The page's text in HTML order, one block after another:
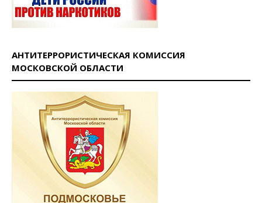
АНТИТЕРРОРИСТИЧЕСКАЯ КОМИССИЯ
МОСКОВСКОЙ ОБЛАСТИ